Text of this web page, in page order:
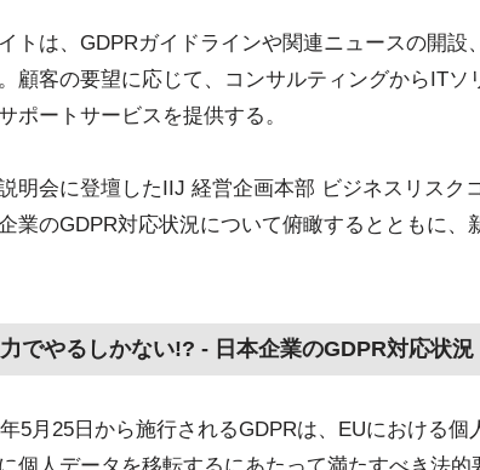
トは、GDPRガイドラインや関連ニュースの開設
顧客の要望に応じて、コンサルティングからIT
ポートサービスを提供する。
明会に登壇したIIJ 経営企画本部 ビジネスリスク
業のGDPR対応状況について俯瞰するとともに
でやるしかない!? - 日本企業のGDPR対応状況
5月25日から施行されるGDPRは、EUにおける